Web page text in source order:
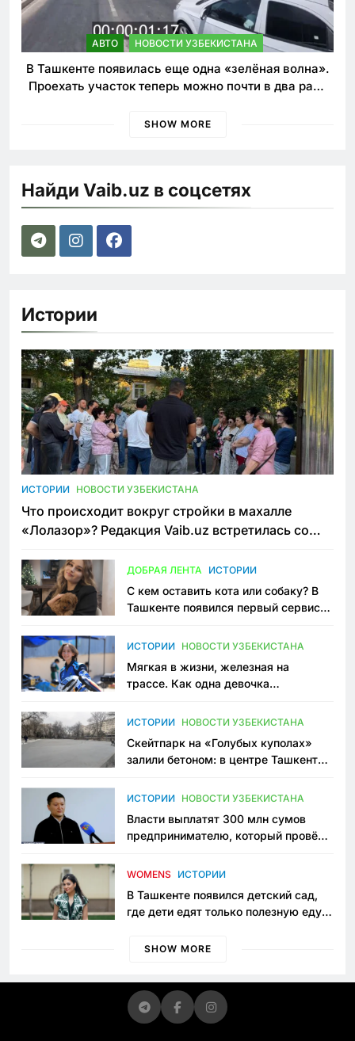
АВТО НОВОСТИ УЗБЕКИСТАНА
В Ташкенте появилась еще одна «зелёная волна».
Проехать участок теперь можно почти в два раза
SHOW MORE
Найди Vaib.uz в соцсетях
Истории
ИСТОРИИ НОВОСТИ УЗБЕКИСТАНА
Что происходит вокруг стройки в махалле
«Лолазор»? Редакция Vaib.uz встретилась со
ДОБРАЯ ЛЕНТА ИСТОРИИ
С кем оставить кота или собаку? В
Ташкенте появился первый сервис
ИСТОРИИ НОВОСТИ УЗБЕКИСТАНА
Мягкая в жизни, железная на
трассе. Как одна девочка
Узбекистане
ИСТОРИИ НОВОСТИ УЗБЕКИСТАНА
Скейтпарк на «Голубых куполах»
залили бетоном: в центре Ташкента
пространство
ИСТОРИИ НОВОСТИ УЗБЕКИСТАНА
Власти выплатят 300 млн сумов
предпринимателю, который провёл
приговору
WOMENS ИСТОРИИ
В Ташкенте появился детский сад,
где дети едят только полезную еду.
просить «кашу без сахара»
SHOW MORE